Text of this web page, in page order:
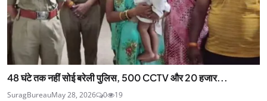
48 घंटे तक नहीं सोई बरेली पुलिस, 500 CCTV और 20 हजार...
SuragBureauMay 28, 2026 0 19